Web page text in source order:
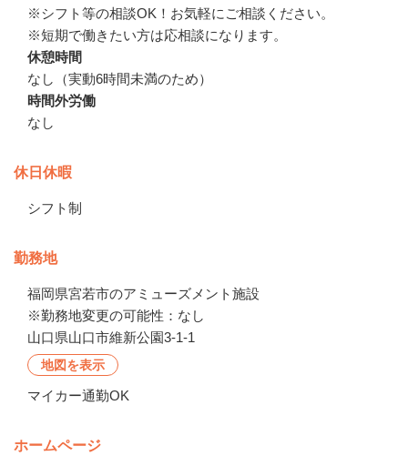
※シフト等の相談OK！お気軽にご相談ください。
※短期で働きたい方は応相談になります。
休憩時間
なし（実動6時間未満のため）
時間外労働
なし
休日休暇
シフト制
勤務地
福岡県宮若市のアミューズメント施設
※勤務地変更の可能性：なし
山口県山口市維新公園3-1-1
地図を表示
マイカー通勤OK
ホームページ